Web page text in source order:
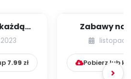
7.99 zł
Zabawy na
okazję.listopad
Pobierz lub